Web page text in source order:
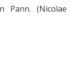
Pann. (Nicolae